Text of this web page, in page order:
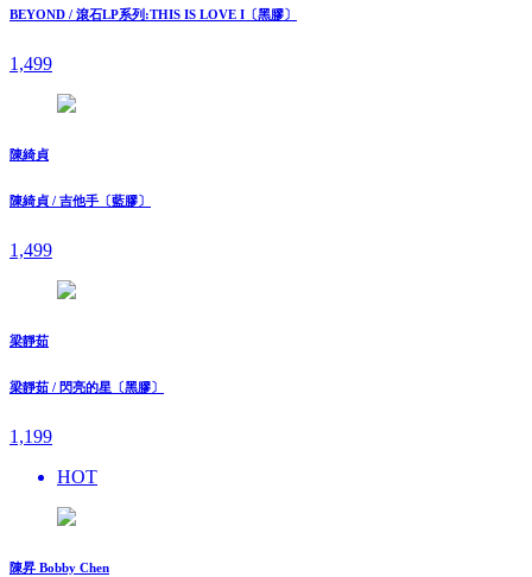
BEYOND / 滾石LP系列:THIS IS LOVE I〔黑膠〕
1,499
陳綺貞
陳綺貞 / 吉他手〔藍膠〕
1,499
梁靜茹
梁靜茹 / 閃亮的星〔黑膠〕
1,199
HOT
陳昇 Bobby Chen